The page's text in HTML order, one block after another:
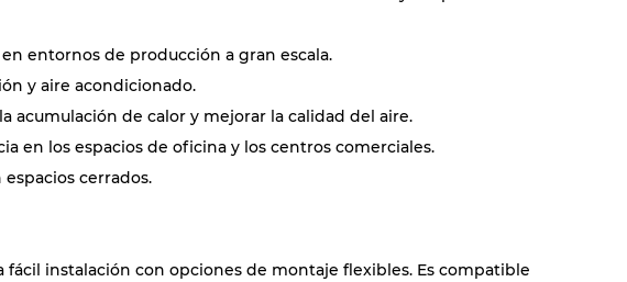
entornos de producción a gran escala.
y aire acondicionado.
acumulación de calor y mejorar la calidad del aire.
en los espacios de oficina y los centros comerciales.
cerrados.
instalación con opciones de montaje flexibles. Es compatible